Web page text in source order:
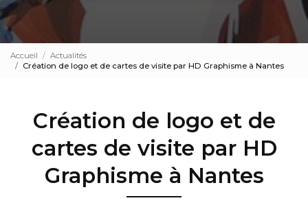
Accueil
Actualités
Création de logo et de cartes de visite par HD Graphisme à Nantes
Création de logo et de
cartes de visite par HD
Graphisme à Nantes